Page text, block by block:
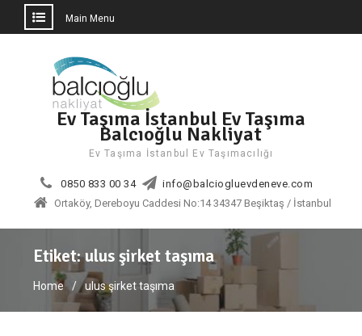
Main Menu
Ev Taşıma İstanbul Ev Taşıma
Balcıoğlu Nakliyat
Ev Taşıma İstanbul Ev Taşımacılığı
0850 833 00 34
info@balciogluevdeneve.com
Ortaköy, Dereboyu Caddesi No:14 34347 Beşiktaş / İstanbul
Etiket:ulus şirket taşıma
Home ulus şirket taşıma